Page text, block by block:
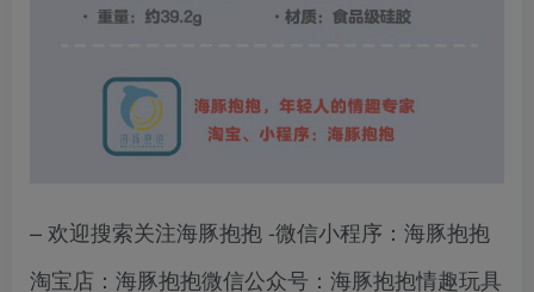
– 欢迎搜索关注海豚抱抱 -微信小程序：海豚抱抱
淘宝店：海豚抱抱微信公众号：海豚抱抱情趣玩具